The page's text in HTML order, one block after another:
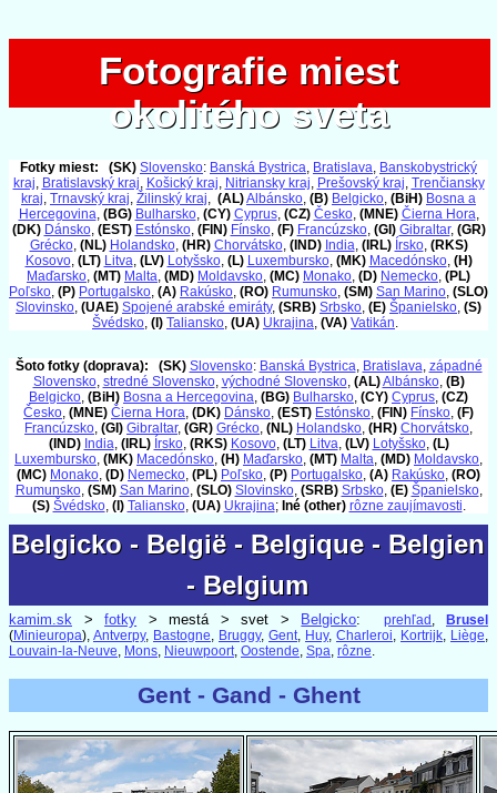
Fotografie miest
okolitého sveta
Fotografie miest
okolitého sveta
Fotky miest: (SK) Slovensko: Banská Bystrica, Bratislava, Banskobystrický
kraj, Bratislavský kraj, Košický kraj, Nitriansky kraj, Prešovský kraj, Trenčiansky
kraj, Trnavský kraj, Žilinský kraj, (AL)Albánsko, (B) Belgicko, (BiH) Bosna a
Hercegovina, (BG) Bulharsko, (CY) Cyprus, (CZ) Česko, (MNE) Čierna Hora,
(DK) Dánsko, (EST) Estónsko, (FIN) Fínsko, (F) Francúzsko, (GI) Gibraltar, (GR)
Grécko, (NL) Holandsko, (HR) Chorvátsko, (IND) India, (IRL) Írsko, (RKS)
Kosovo, (LT) Litva, (LV) Lotyšsko, (L) Luxembursko, (MK) Macedónsko, (H)
Maďarsko, (MT) Malta, (MD) Moldavsko, (MC) Monako, (D) Nemecko, (PL)
Poľsko, (P) Portugalsko, (A) Rakúsko, (RO) Rumunsko, (SM) San Marino, (SLO)
Slovinsko, (UAE) Spojené arabské emiráty, (SRB) Srbsko, (E) Španielsko, (S)
Švédsko, (I) Taliansko, (UA) Ukrajina, (VA) Vatikán.
Šoto fotky (doprava): (SK) Slovensko: Banská Bystrica, Bratislava, západné
Slovensko, stredné Slovensko, východné Slovensko, (AL)Albánsko, (B)
Belgicko, (BiH) Bosna a Hercegovina, (BG) Bulharsko, (CY) Cyprus, (CZ)
Česko, (MNE) Čierna Hora, (DK) Dánsko, (EST) Estónsko, (FIN) Fínsko, (F)
Francúzsko, (GI) Gibraltar, (GR) Grécko, (NL) Holandsko, (HR) Chorvátsko,
(IND) India, (IRL) Írsko, (RKS) Kosovo, (LT) Litva, (LV) Lotyšsko, (L)
Luxembursko, (MK) Macedónsko, (H) Maďarsko, (MT) Malta, (MD) Moldavsko,
(MC) Monako, (D) Nemecko, (PL) Poľsko, (P) Portugalsko, (A) Rakúsko, (RO)
Rumunsko, (SM) San Marino, (SLO) Slovinsko, (SRB) Srbsko, (E) Španielsko,
(S) Švédsko, (I) Taliansko, (UA) Ukrajina; Iné (other) rôzne zaujímavosti.
Belgicko - België - Belgique - Belgien
- Belgium
Belgicko - België - Belgique - Belgien
- Belgium
kamim.sk >fotky > mestá > svet > Belgicko: prehľad ,
Brusel
(Minieuropa), Antverpy, Bastogne, Bruggy, Gent, Huy, Charleroi, Kortrijk, Liège,
Louvain-la-Neuve, Mons, Nieuwpoort, Oostende, Spa, rôzne.
Gent - Gand - Ghent